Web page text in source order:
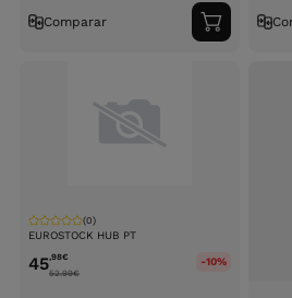
Comparar
Adicionar
ao
EUROSTOCK HUB PT
(0)
45 ,98€
52.99€
-10%